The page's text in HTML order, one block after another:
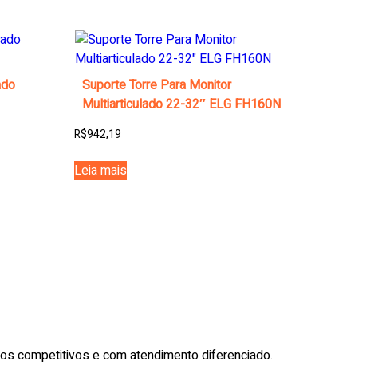
Suporte Torre Para Monitor
Multiarticulado 22-32″ ELG FH160N
R$942,19
Leia mais
competitivos e com atendimento diferenciado.